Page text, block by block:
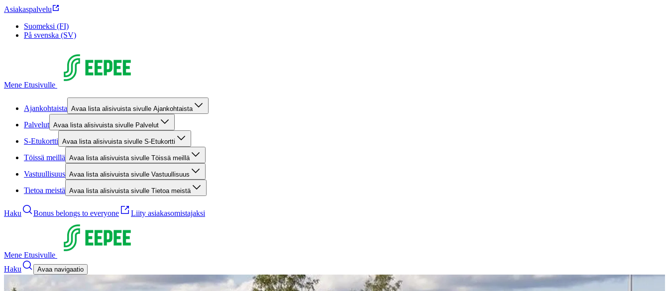
Asiakaspalvelu
Suomeksi (FI)
På svenska (SV)
Mene Etusivulle
Ajankohtaista Avaa lista alisivuista sivulle Ajankohtaista
Palvelut Avaa lista alisivuista sivulle Palvelut
S-Etukortti Avaa lista alisivuista sivulle S-Etukortti
Töissä meillä Avaa lista alisivuista sivulle Töissä meillä
Vastuullisuus Avaa lista alisivuista sivulle Vastuullisuus
Tietoa meistä Avaa lista alisivuista sivulle Tietoa meistä
Haku Bonus belongs to everyone Liity asiakasomistajaksi
Mene Etusivulle
Haku
Avaa navigaatio